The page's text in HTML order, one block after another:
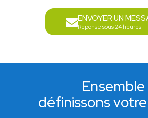
ENVOYER UN
Réponse sous 24 heures
Ensemble
définissons